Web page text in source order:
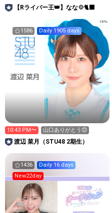
👑
【Rライバー王👑】なな💠🐈‍⬛
1586 Daily 1905 days
10:43 PM〜 山口ありがとう😊
渡辺 菜月（STU48 2期生）
1436
Daily 16 days
New22day